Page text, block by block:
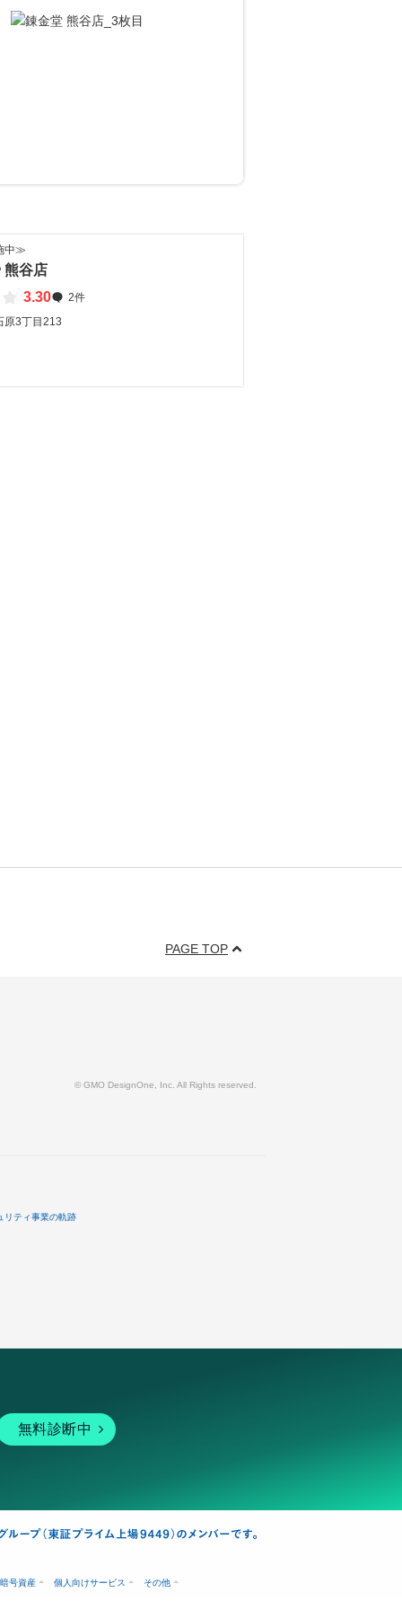
中≫
熊谷店
3.30
2件
原3丁目213
PAGE TOP
© GMO DesignOne, Inc. All Rights reserved.
リティ事業の軌跡
無料診断中
暗号資産 個人向けサービス その他